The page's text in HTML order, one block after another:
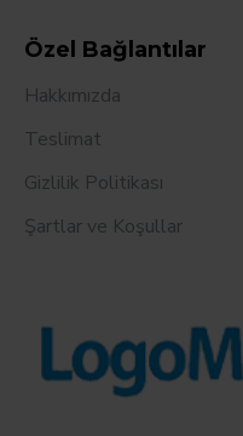
Özel Bağlantılar
Hakkımızda
Teslimat
Gizlilik Politikası
Şartlar ve Koşullar